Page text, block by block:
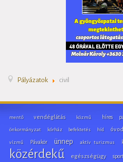
Pályázatok civil
mentő vendéglátás közmű híres
önkormányzat kórház befektetés híd
vízmű Pávakör ünnep aktív turizmus
közérdekű egészségügy